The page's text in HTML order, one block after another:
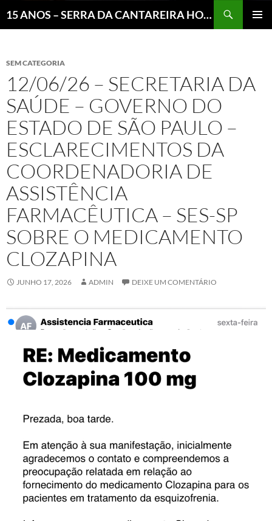
15 ANOS – SERRA DA CANTAREIRA HOJE E COTIDIANO DO BRASIL E DO MUNDO
SEM CATEGORIA
12/06/26 – SECRETARIA DA
SAÚDE – GOVERNO DO
ESTADO DE SÃO PAULO –
ESCLARECIMENTOS DA
COORDENADORIA DE
ASSISTÊNCIA
FARMACÊUTICA – SES-SP
SOBRE O MEDICAMENTO
CLOZAPINA
JUNHO 17, 2026 ADMIN DEIXE UM COMENTÁRIO